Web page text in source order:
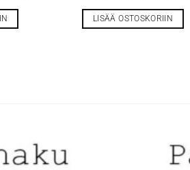
LISÄÄ OSTOSKORIIN